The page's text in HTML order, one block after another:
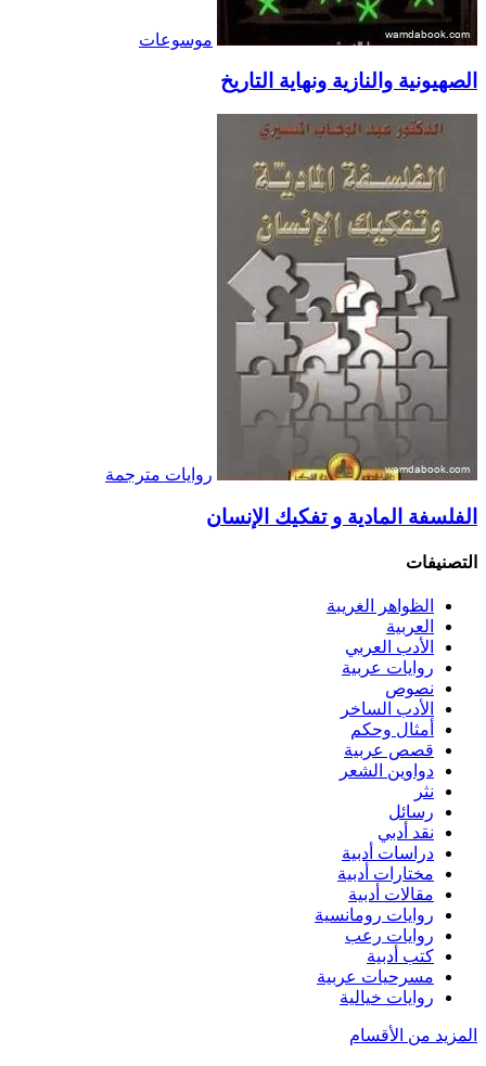
موسوعات
الصهيونية والنازية ونهاية التاريخ
روايات مترجمة
الفلسفة المادية و تفكيك الإنسان
التصنيفات
الظواهر الغريبة‏
العربية
الأدب العربي
روايات عربية
نصوص
الأدب الساخر
أمثال وحكم
قصص عربية
دواوين الشعر
نثر
رسائل
نقد أدبي
دراسات أدبية
مختارات أدبية
مقالات أدبية
روايات رومانسية
روايات رعب
كتب أدبية
مسرحيات عربية
روايات خيالية
المزيد من الأقسام